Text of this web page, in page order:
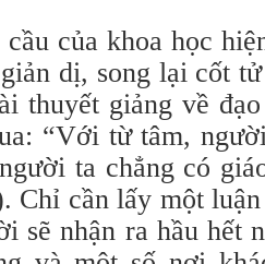
của khoa học
dị, song lại cốt
thuyết giảng về
“Với từ tâm,
ta chẳng có
Chỉ cần lấy một
sẽ nhận ra hầu hết